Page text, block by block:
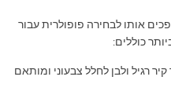
אותו לבחירה פופולרית עבור
כוללים:
רגיל ולבן לחלל צבעוני ומותאם